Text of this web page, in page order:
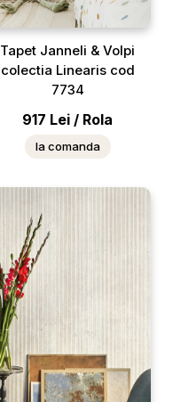
Tapet Janneli & Volpi
colectia Linearis cod
7734
917 Lei / Rola
la comanda